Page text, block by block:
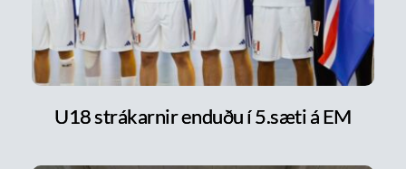
U18 strákarnir enduðu í 5.sæti á EM